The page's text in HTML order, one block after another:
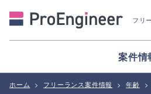
フリ
案件情
ホーム > フリーランス案件情報 > 年齢 >